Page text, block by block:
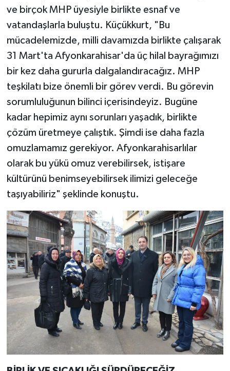
ve birçok MHP üyesiyle birlikte esnaf ve
vatandaşlarla buluştu. Küçükkurt, "Bu
mücadelemizde, milli davamızda birlikte çalışarak
31 Mart'ta Afyonkarahisar'da üç hilal bayrağımızı
bir kez daha gururla dalgalandıracağız. MHP
teşkilatı bize önemli bir görev verdi. Bu görevin
sorumluluğunun bilinci içerisindeyiz. Bugüne
kadar hepimiz aynı sorunları yaşadık, birlikte
çözüm üretmeye çalıştık. Şimdi ise daha fazla
omuzlamamız gerekiyor. Afyonkarahisarlılar
olarak bu yükü omuz verebilirsek, istişare
kültürünü benimseyebilirsek ilimizi geleceğe
taşıyabiliriz" şeklinde konuştu.